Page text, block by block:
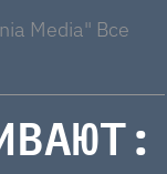
Media" Все